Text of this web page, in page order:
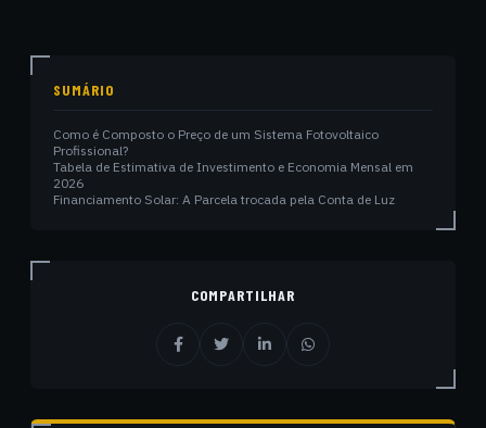
SUMÁRIO
Como é Composto o Preço de um Sistema Fotovoltaico
Profissional?
Tabela de Estimativa de Investimento e Economia Mensal em
2026
Financiamento Solar: A Parcela trocada pela Conta de Luz
COMPARTILHAR